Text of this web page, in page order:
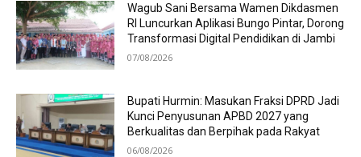
Wagub Sani Bersama Wamen Dikdasmen
RI Luncurkan Aplikasi Bungo Pintar, Dorong
Transformasi Digital Pendidikan di Jambi
07/08/2026
Bupati Hurmin: Masukan Fraksi DPRD Jadi
Kunci Penyusunan APBD 2027 yang
Berkualitas dan Berpihak pada Rakyat
06/08/2026